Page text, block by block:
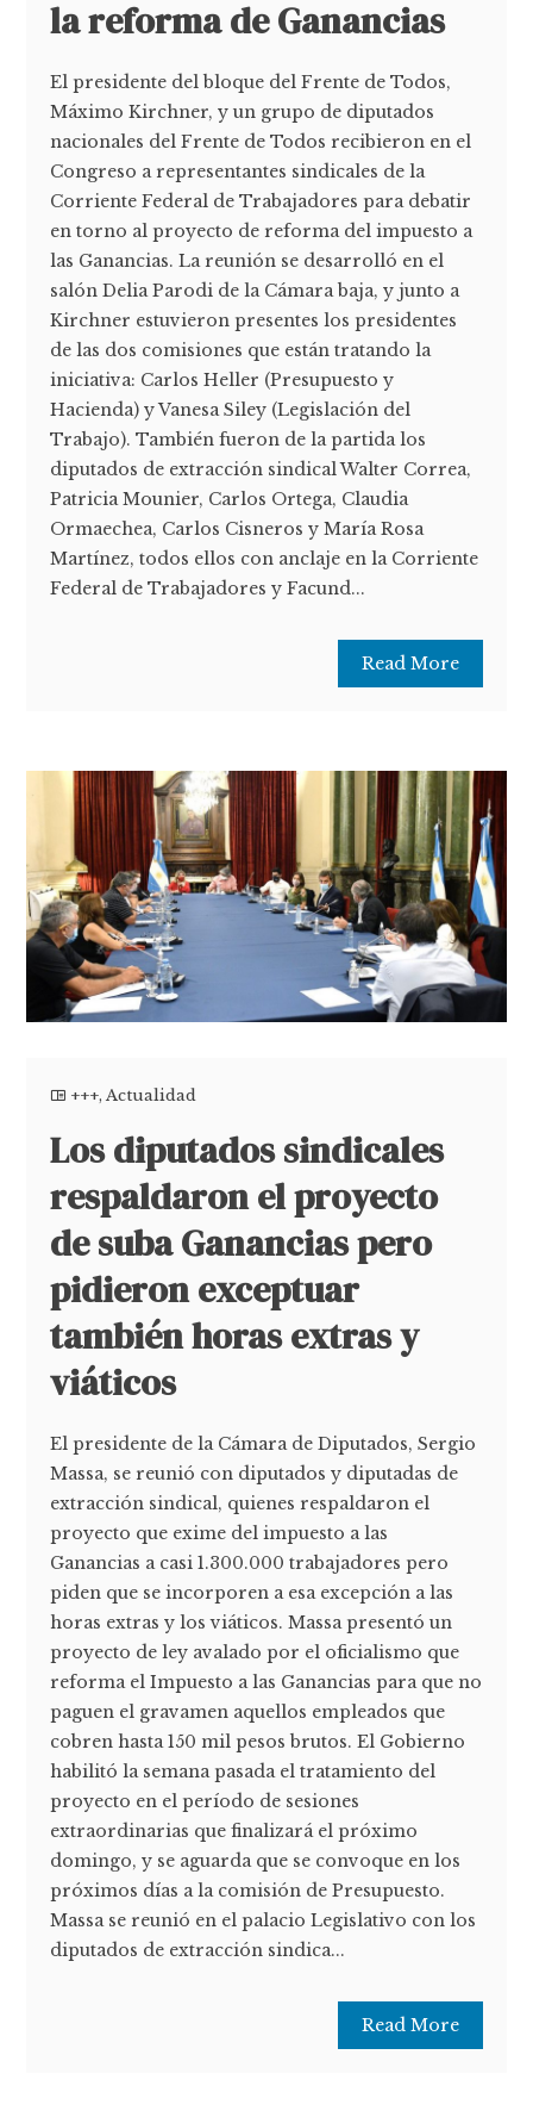
la reforma de Ganancias
El presidente del bloque del Frente de Todos,
Máximo Kirchner, y un grupo de diputados
nacionales del Frente de Todos recibieron en el
Congreso a representantes sindicales de la
Corriente Federal de Trabajadores para debatir
en torno al proyecto de reforma del impuesto a
las Ganancias. La reunión se desarrolló en el
salón Delia Parodi de la Cámara baja, y junto a
Kirchner estuvieron presentes los presidentes
de las dos comisiones que están tratando la
iniciativa: Carlos Heller (Presupuesto y
Hacienda) y Vanesa Siley (Legislación del
Trabajo). También fueron de la partida los
diputados de extracción sindical Walter Correa,
Patricia Mounier, Carlos Ortega, Claudia
Ormaechea, Carlos Cisneros y María Rosa
Martínez, todos ellos con anclaje en la Corriente
Federal de Trabajadores y Facund...
Read More
+++,Actualidad
Los diputados sindicales
respaldaron el proyecto
de suba Ganancias pero
pidieron exceptuar
también horas extras y
viáticos
El presidente de la Cámara de Diputados, Sergio
Massa, se reunió con diputados y diputadas de
extracción sindical, quienes respaldaron el
proyecto que exime del impuesto a las
Ganancias a casi 1.300.000 trabajadores pero
piden que se incorporen a esa excepción a las
horas extras y los viáticos. Massa presentó un
proyecto de ley avalado por el oficialismo que
reforma el Impuesto a las Ganancias para que no
paguen el gravamen aquellos empleados que
cobren hasta 150 mil pesos brutos. El Gobierno
habilitó la semana pasada el tratamiento del
proyecto en el período de sesiones
extraordinarias que finalizará el próximo
domingo, y se aguarda que se convoque en los
próximos días a la comisión de Presupuesto.
Massa se reunió en el palacio Legislativo con los
diputados de extracción sindica...
Read More